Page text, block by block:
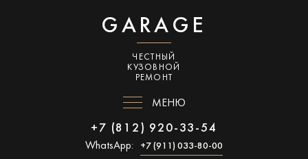
GARAGE
ЧЕСТНЫЙ
КУЗОВНОЙ
РЕМОНТ
МЕНЮ
+7 (812) 920-33-54
WhatsApp: +7 (911) 033-80-00